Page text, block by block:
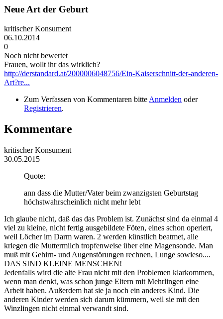
Neue Art der Geburt
kritischer Konsument
06.10.2014
0
Noch nicht bewertet
Frauen, wollt ihr das wirklich?
http://derstandard.at/2000006048756/Ein-Kaiserschnitt-der-anderen-
Art?re...
Zum Verfassen von Kommentaren bitte Anmelden oder
Registrieren.
Kommentare
kritischer Konsument
30.05.2015
Quote:
ann dass die Mutter/Vater beim zwanzigsten Geburtstag
höchstwahrscheinlich nicht mehr lebt
Ich glaube nicht, daß das das Problem ist. Zunächst sind da einmal 4
viel zu kleine, nicht fertig ausgebildete Föten, eines schon operiert,
weil Löcher im Darm waren. 2 werden künstlich beatmet, alle
kriegen die Muttermilch tropfenweise über eine Magensonde. Man
muß mit Gehirn- und Augenstörungen rechnen, Lunge sowieso....
DAS SIND KLEINE MENSCHEN!
Jedenfalls wird die alte Frau nicht mit den Problemen klarkommen,
wenn man denkt, was schon junge Eltern mit Mehrlingen eine
Arbeit haben. Außerdem hat sie ja noch ein anderes Kind. Die
anderen Kinder werden sich darum kümmern, weil sie mit den
Winzlingen nicht einmal verwandt sind.